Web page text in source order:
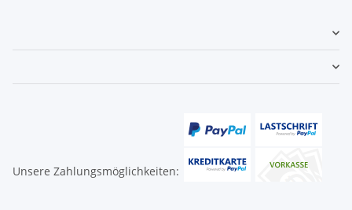
Unsere Zahlungsmöglichkeiten: